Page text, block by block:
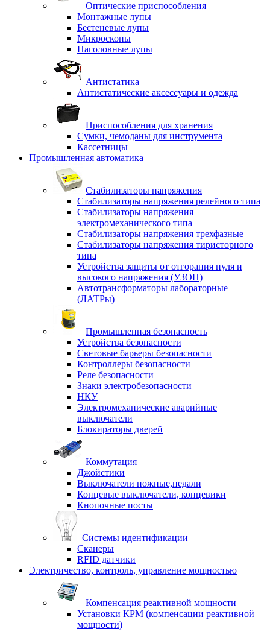
Оптические приспособления
Монтажные лупы
Бестеневые лупы
Микроскопы
Наголовные лупы
Антистатика
Антистатические аксессуары и одежда
Приспособления для хранения
Сумки, чемоданы для инструмента
Кассетницы
Промышленная автоматика
Стабилизаторы напряжения
Стабилизаторы напряжения релейного типа
Стабилизаторы напряжения
электромеханического типа
Стабилизаторы напряжения трехфазные
Стабилизаторы напряжения тиристорного
типа
Устройства защиты от отгорания нуля и
высокого напряжения (УЗОН)
Автотрансформаторы лабораторные
(ЛАТРы)
Промышленная безопасность
Устройства безопасности
Световые барьеры безопасности
Контроллеры безопасности
Реле безопасности
Знаки электробезопасности
НКУ
Электромеханические аварийные
выключатели
Блокираторы дверей
Коммутация
Джойстики
Выключатели ножные,педали
Концевые выключатели, концевики
Кнопочные посты
Системы идентификации
Сканеры
RFID датчики
Электричество, контроль, управление мощностью
Компенсация реактивной мощности
Установки КРМ (компенсации реактивной
мощности)